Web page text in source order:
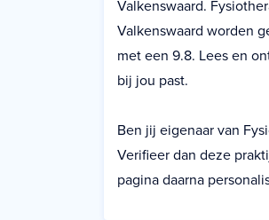
Valkenswaard.
Valkenswaard worden
met een 9.8. Lees en
bij jou past.
Ben jij eigenaar van
Verifieer dan deze
pagina daarna